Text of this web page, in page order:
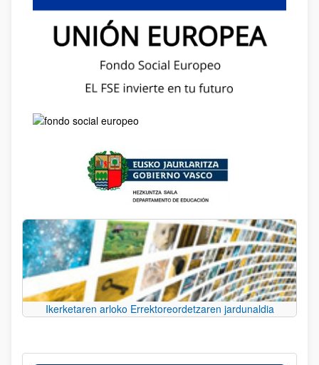
Ikerketaren arloko Errektoreordetzaren jardunaldia